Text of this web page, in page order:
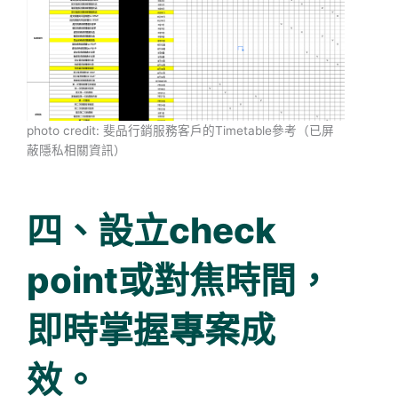
photo credit: 斐品行銷服務客戶的Timetable參考（已屏
蔽隱私相關資訊）
四、設立check
point或對焦時間，
即時掌握專案成
效。